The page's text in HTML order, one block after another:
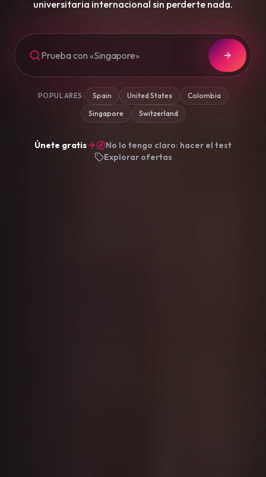
universitaria internacional sin perderte nada.
POPULARES: Spain United States
Colombia
Singapore
Switzerland
Únete gratis
No lo tengo claro: hacer el test
Explorar ofertas